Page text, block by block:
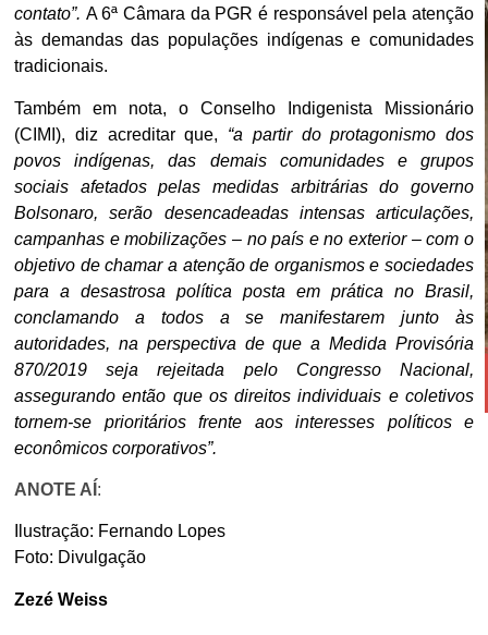
contato”. A 6ª Câmara da PGR é responsável pela atenção
às demandas das populações indígenas e comunidades
tradicionais.
Também em nota, o Conselho Indigenista Missionário
(CIMI), diz acreditar que, “a partir do protagonismo dos
povos indígenas, das demais comunidades e grupos
sociais afetados pelas medidas arbitrárias do governo
Bolsonaro, serão desencadeadas intensas articulações,
campanhas e mobilizações – no país e no exterior – com o
objetivo de chamar a atenção de organismos e sociedades
para a desastrosa política posta em prática no Brasil,
conclamando a todos a se manifestarem junto às
autoridades, na perspectiva de que a Medida Provisória
870/2019 seja rejeitada pelo Congresso Nacional,
assegurando então que os direitos individuais e coletivos
tornem-se prioritários frente aos interesses políticos e
econômicos corporativos”.
ANOTE AÍ :
Ilustração: Fernando Lopes
Foto: Divulgação
Zezé Weiss